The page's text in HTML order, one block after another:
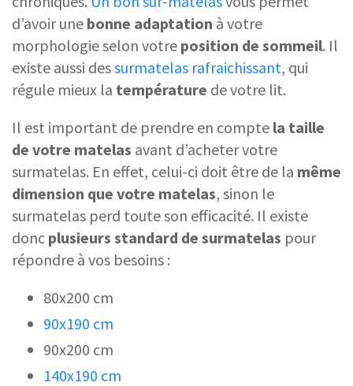
d’avoir une bonne adaptation à votre
morphologie selon votre position de sommeil. Il
existe aussi dessurmatelas rafraichissant, qui
régule mieux la température de votre lit.
Il est important de prendre en compte la taille
de votre matelas avant d’acheter votre
surmatelas. En effet, celui-ci doit être de la même
dimension que votre matelas, sinon le
surmatelas perd toute son efficacité. Il existe
donc plusieurs standard de surmatelas pour
répondre à vos besoins :
80x200 cm
90x190 cm
90x200 cm
140x190 cm